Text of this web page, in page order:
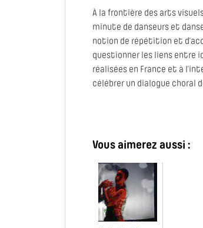
À la frontière des arts
minute de danseurs et
notion de répétition et
questionner les liens entre
réalisées en France et à
célébrer un dialogue choral
Vous aimerez aussi :